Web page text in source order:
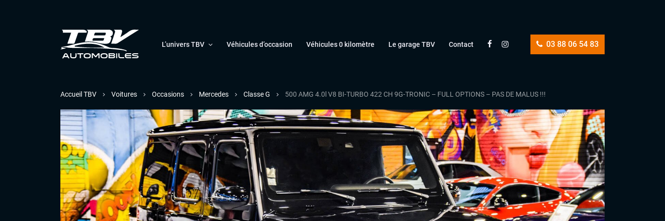
03 88 06 54 83
L’univers TBV Véhicules d’occasion Véhicules 0 kilomètre Le garage TBV Contact
Accueil TBV Voitures Occasions Mercedes Classe G 500 AMG 4.0l V8 BI-TURBO 422 CH 9G-TRONIC – FULL OPTIONS – PAS DE MALUS !!!